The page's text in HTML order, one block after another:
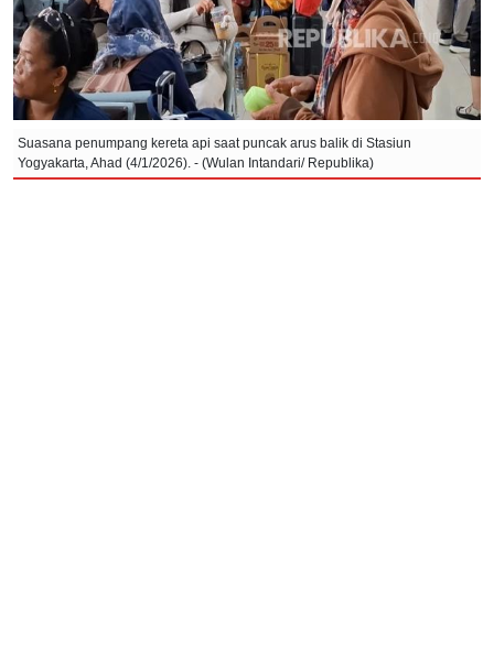
Suasana penumpang kereta api saat puncak arus balik di Stasiun
Yogyakarta, Ahad (4/1/2026). - (Wulan Intandari/ Republika)